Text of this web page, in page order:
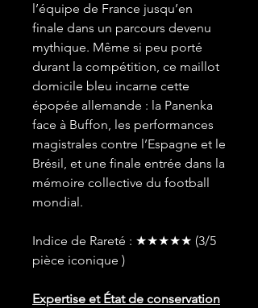
l’équipe de France jusqu’en
finale dans un parcours devenu
mythique. Même si peu porté
durant la compétition, ce maillot
domicile bleu incarne cette
épopée allemande : la Panenka
face à Buffon, les performances
magistrales contre l’Espagne et le
Brésil, et une finale entrée dans la
mémoire collective du football
mondial.
Indice de Rareté : ★★★★★ (3/5
pièce iconique )
Expertise et État de conservation